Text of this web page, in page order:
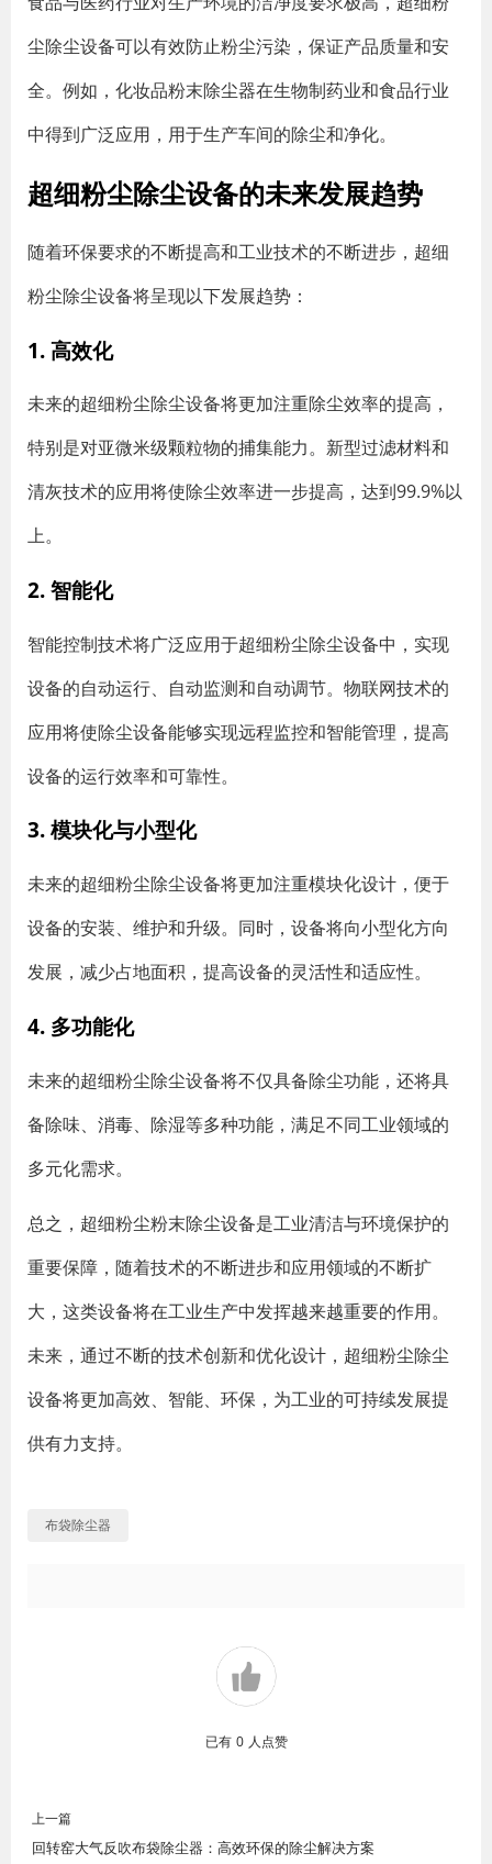
尘除尘设备可以有效防止粉尘污染，保证产品质量和安
全。例如，化妆品粉末除尘器在生物制药业和食品行业
中得到广泛应用，用于生产车间的除尘和净化。
超细粉尘除尘设备的未来发展趋势
随着环保要求的不断提高和工业技术的不断进步，超细
粉尘除尘设备将呈现以下发展趋势：
1. 高效化
未来的超细粉尘除尘设备将更加注重除尘效率的提高，
特别是对亚微米级颗粒物的捕集能力。新型过滤材料和
清灰技术的应用将使除尘效率进一步提高，达到99.9%以
上。
2. 智能化
智能控制技术将广泛应用于超细粉尘除尘设备中，实现
设备的自动运行、自动监测和自动调节。物联网技术的
应用将使除尘设备能够实现远程监控和智能管理，提高
设备的运行效率和可靠性。
3. 模块化与小型化
未来的超细粉尘除尘设备将更加注重模块化设计，便于
设备的安装、维护和升级。同时，设备将向小型化方向
发展，减少占地面积，提高设备的灵活性和适应性。
4. 多功能化
未来的超细粉尘除尘设备将不仅具备除尘功能，还将具
备除味、消毒、除湿等多种功能，满足不同工业领域的
多元化需求。
总之，超细粉尘粉末除尘设备是工业清洁与环境保护的
重要保障，随着技术的不断进步和应用领域的不断扩
大，这类设备将在工业生产中发挥越来越重要的作用。
未来，通过不断的技术创新和优化设计，超细粉尘除尘
设备将更加高效、智能、环保，为工业的可持续发展提
供有力支持。
布袋除尘器
已有 0 人点赞
上一篇
回转窑大气反吹布袋除尘器：高效环保的除尘解决方案